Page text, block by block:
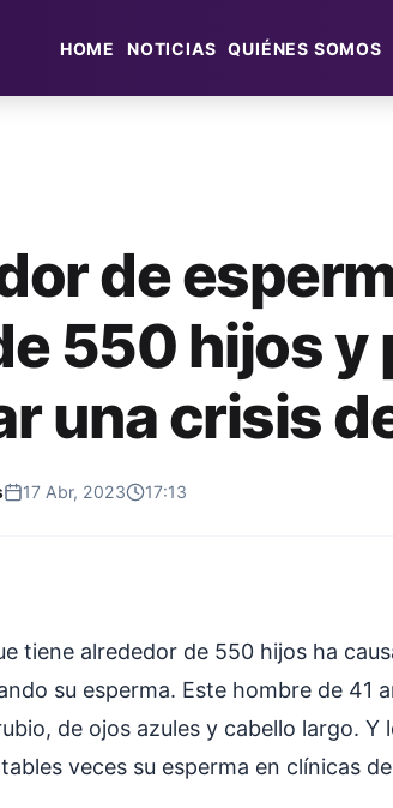
HOME NOTICIAS QUIÉNES SOMOS
de
550 hijos y
una crisis
17 Abr, 2023 17:13
tiene alrededor de 550 hijos ha
su esperma. Este hombre de 41
de ojos azules y cabello largo. Y
veces su esperma en clínicas